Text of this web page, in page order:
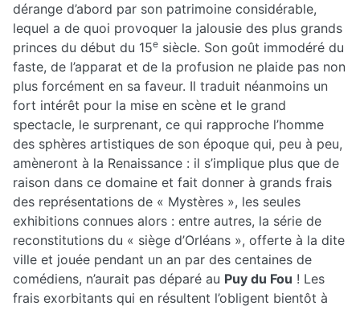
dérange d’abord par son patrimoine considérable,
lequel a de quoi provoquer la jalousie des plus grands
princes du début du 15e siècle. Son goût immodéré du
faste, de l’apparat et de la profusion ne plaide pas non
plus forcément en sa faveur. Il traduit néanmoins un
fort intérêt pour la mise en scène et le grand
spectacle, le surprenant, ce qui rapproche l’homme
des sphères artistiques de son époque qui, peu à peu,
amèneront à la Renaissance : il s’implique plus que de
raison dans ce domaine et fait donner à grands frais
des représentations de « Mystères », les seules
exhibitions connues alors : entre autres, la série de
reconstitutions du « siège d’Orléans », offerte à la dite
ville et jouée pendant un an par des centaines de
comédiens, n’aurait pas déparé au Puy du Fou ! Les
frais exorbitants qui en résultent l’obligent bientôt à